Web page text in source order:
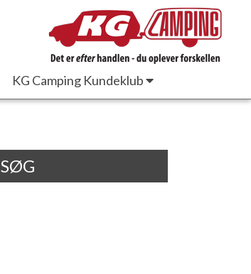
KG Camping Kundeklub
SØG